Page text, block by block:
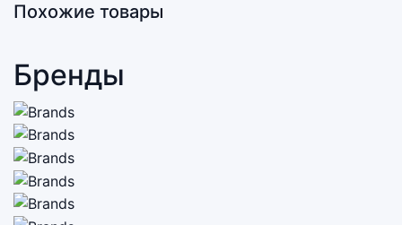
Похожие товары
Бренды